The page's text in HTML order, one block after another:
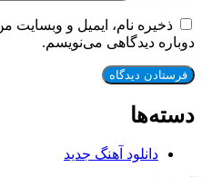
ذخیره نام، ایمیل و وبسایت
دوباره دیدگاهی می‌نویسم.
دسته‌ها
دانلود آهنگ جدید